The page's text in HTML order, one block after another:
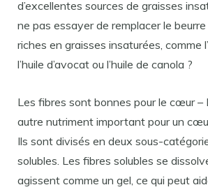
d’excellentes sources de graisses
ne pas essayer de remplacer le
riches en graisses insaturées, comme
l’huile d’avocat ou l’huile de canola ?
Les fibres sont bonnes pour le cœur –
autre nutriment important pour un
Ils sont divisés en deux sous-
solubles. Les fibres solubles se
agissent comme un gel, ce qui peut